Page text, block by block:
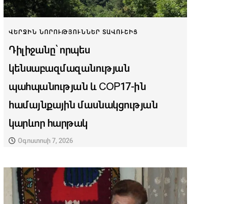
ՎԵՐՋԻՆ ՆՈՐՈՒԹՅՈՒՆՆԵՐ ՏԱՎՈՒՇԻՑ
Դիլիջանը՝ որպես
կենսաբազմազանության
պահպանության և COP17-ին
համայնքային մասնակցության
կարևոր հարթակ
Օգոստոսի 7, 2026